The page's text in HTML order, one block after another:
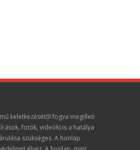
keletkezésétől fogva megilleti
fotók, videók) is a hatálya
szükséges. A honlap